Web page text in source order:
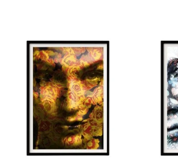
Les
options
peuvent
être
choisies
sur
la
page
Les
la